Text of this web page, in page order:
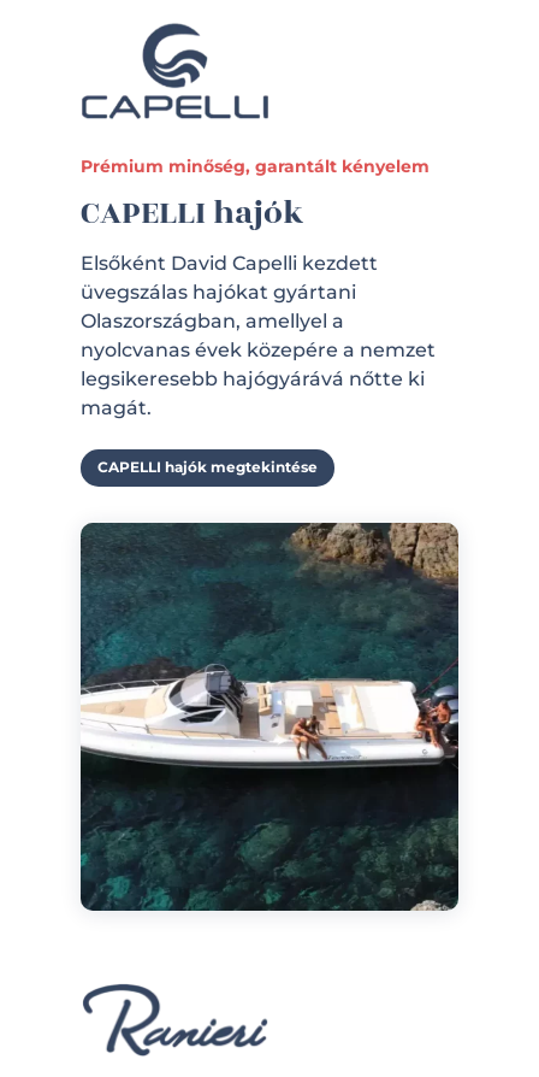
Prémium minőség, garantált kényelem
CAPELLI hajók
Elsőként David Capelli kezdett
üvegszálas hajókat gyártani
Olaszországban, amellyel a
nyolcvanas évek közepére a nemzet
legsikeresebb hajógyárává nőtte ki
magát.
CAPELLI hajók megtekintése